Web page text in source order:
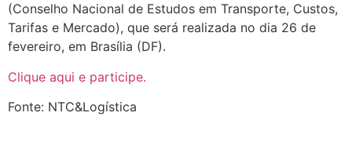
(Conselho Nacional de Estudos em Transporte, Custos,
Tarifas e Mercado), que será realizada no dia 26 de
fevereiro, em Brasília (DF).
Clique aqui e participe.
Fonte: NTC&Logística